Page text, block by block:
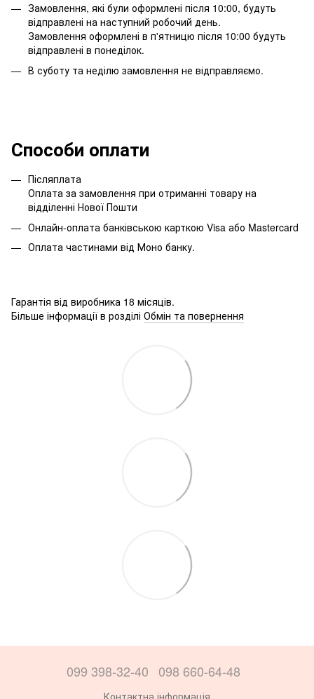
Замовлення, які були оформлені після 10:00, будуть
відправлені на наступний робочий день.
Замовлення оформлені в п'ятницю після 10:00 будуть
відправлені в понеділок.
В суботу та неділю замовлення не відправляємо.
Способи оплати
Післяплата
Оплата за замовлення при отриманні товару на
відділенні Нової Пошти
Онлайн-оплата банківською карткою Visa або Mastercard
Оплата частинами від Моно банку.
Гарантія від виробника 18 місяців.
Більше інформації в розділі Обмін та повернення
099 398-32-40 098 660-64-48
Контактна інформація